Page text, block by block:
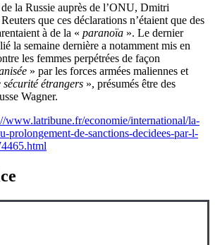
la Russie auprès de l’ONU, Dmitri
que ces déclarations n’étaient que des
à de la « paranoïa ». Le dernier
la semaine dernière a notamment mis en
les femmes perpétrées de façon
» par les forces armées maliennes et
sécurité étrangers », présumés être des
Wagner.
www.latribune.fr/economie/international/la-
prolongement-de-sanctions-decidees-par-l-